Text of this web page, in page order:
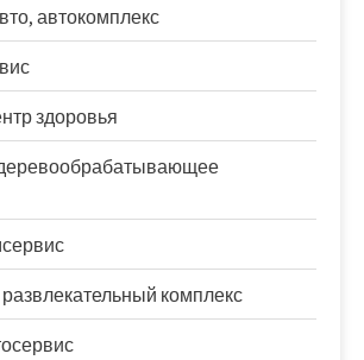
автокомплекс
здоровья
комплекс